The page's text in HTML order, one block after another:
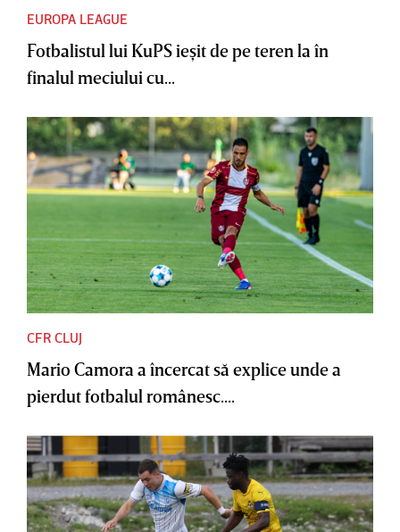
EUROPA LEAGUE
Fotbalistul lui KuPS ieşit de pe teren la în
finalul meciului cu...
CFR CLUJ
Mario Camora a încercat să explice unde a
pierdut fotbalul românesc....